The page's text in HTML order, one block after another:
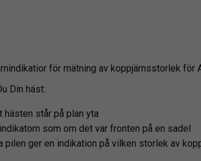
för mätning av koppjärnsstorlek för
Din häst:
hästen står på plan yta
som om det var fronten på en sadel
pilen ger en indikation på vilken storlek av